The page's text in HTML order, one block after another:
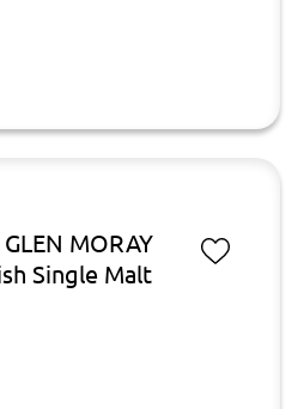
MORAY
Single Malt